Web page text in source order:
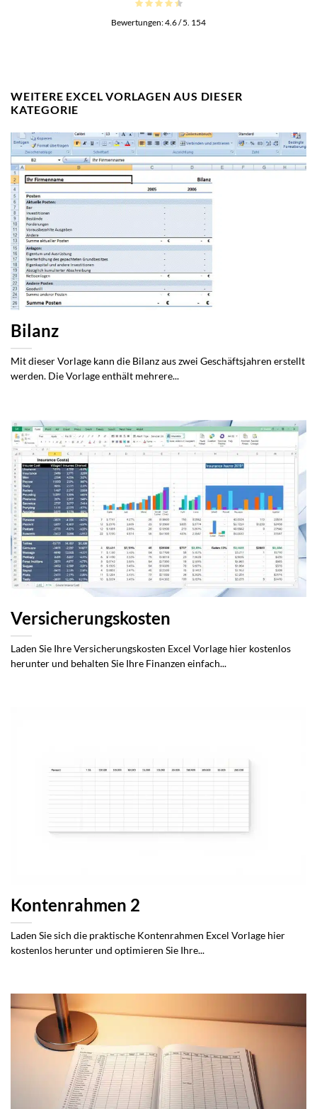
Bewertungen:4.6/ 5. 154
WEITERE EXCEL VORLAGEN AUS DIESER
KATEGORIE
Bilanz
Mit dieser Vorlage kann die Bilanz aus zwei Geschäftsjahren erstellt
werden. Die Vorlage enthält mehrere...
Versicherungskosten
Laden Sie Ihre Versicherungskosten Excel Vorlage hier kostenlos
herunter und behalten Sie Ihre Finanzen einfach...
Kontenrahmen 2
Laden Sie sich die praktische Kontenrahmen Excel Vorlage hier
kostenlos herunter und optimieren Sie Ihre...